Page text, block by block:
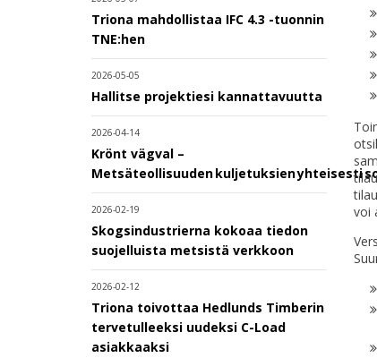
Triona mahdollistaa IFC 4.3 -tuonnin
TNE:hen
2026-05-05
Hallitse projektiesi kannattavuutta
2026-04-14
Krönt vägval –
Metsäteollisuuden kuljetuksien yhteisesti
2026-02-19
Skogsindustrierna kokoaa tiedon
suojelluista metsistä verkkoon
2026-02-12
Triona toivottaa Hedlunds Timberin
tervetulleeksi uudeksi C-Load
asiakkaaksi
voi